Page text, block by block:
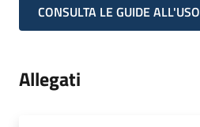
CONSULTA LE GUIDE ALL'USO
Allegati